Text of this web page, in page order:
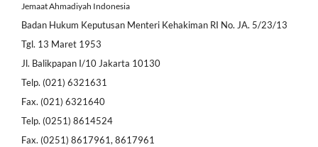
Jemaat Ahmadiyah Indonesia
Badan Hukum Keputusan Menteri Kehakiman RI No. JA. 5/23/13
Tgl. 13 Maret 1953
Jl. Balikpapan I/10 Jakarta 10130
Telp. (021) 6321631
Fax. (021) 6321640
Telp. (0251) 8614524
Fax. (0251) 8617961, 8617961